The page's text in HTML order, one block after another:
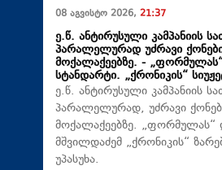
08 აგვისტო 2026, 21:37
ე.წ. ანტირუსული კამპანიის
პარალელურად უძრავი
მოქალაქეებზე. -
სტანდარტი. „ქრონიკის“
ე.წ. ანტირუსული კამპანიის
პარალელურად, უძრავი
მოქალაქეებზე. „ფორმულას“
მშვილდაძემ „ქრონიკის“
უპასუხა.